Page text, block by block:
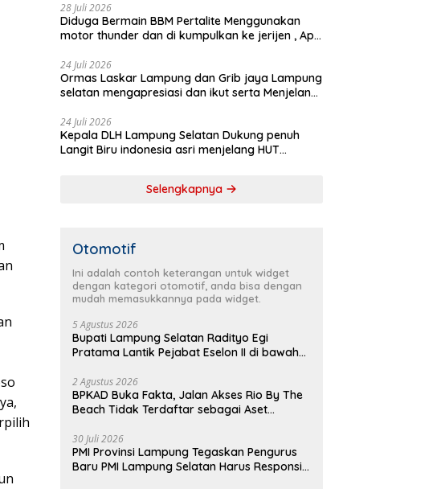
28 Juli 2026
Diduga Bermain BBM Pertalite Menggunakan
motor thunder dan di kumpulkan ke jerijen , Apri
24 Juli 2026
Ormas Laskar Lampung dan Grib jaya Lampung
selatan mengapresiasi dan ikut serta Menjelang
pimpinan cabang) Partai Demokrat Lampung
Selatan gelar aksi bersih-bersih pantai dan
menanam pohon
24 Juli 2026
Kepala DLH Lampung Selatan Dukung penuh
Langit Biru indonesia asri menjelang HUT
Selengkapnya
Otomotif
Ini adalah contoh keterangan untuk widget
dengan kategori otomotif, anda bisa dengan
mudah memasukkannya pada widget.
5 Agustus 2026
Bupati Lampung Selatan Radityo Egi
Pratama Lantik Pejabat Eselon II di bawah
2 Agustus 2026
BPKAD Buka Fakta, Jalan Akses Rio By The
Beach Tidak Terdaftar sebagai Aset
30 Juli 2026
PMI Provinsi Lampung Tegaskan Pengurus
Baru PMI Lampung Selatan Harus Responsif